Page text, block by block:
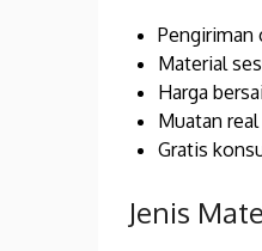
Pengiriman
Material
Harga
Muatan
Gratis
Jenis